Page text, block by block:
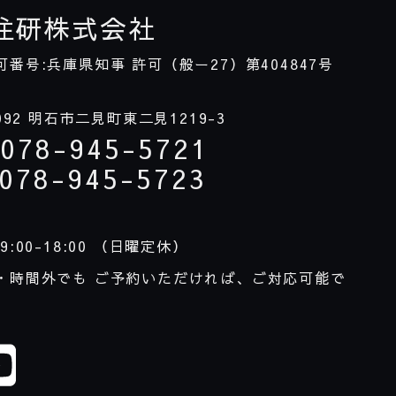
研株式会社
番号:兵庫県知事 許可（般ー27）第404847号
明石市二見町東二見1219-3
078-945-5721
945-5723
9:00-18:00
（日曜定休）
間外でも ご予約いただければ、ご対応可能で